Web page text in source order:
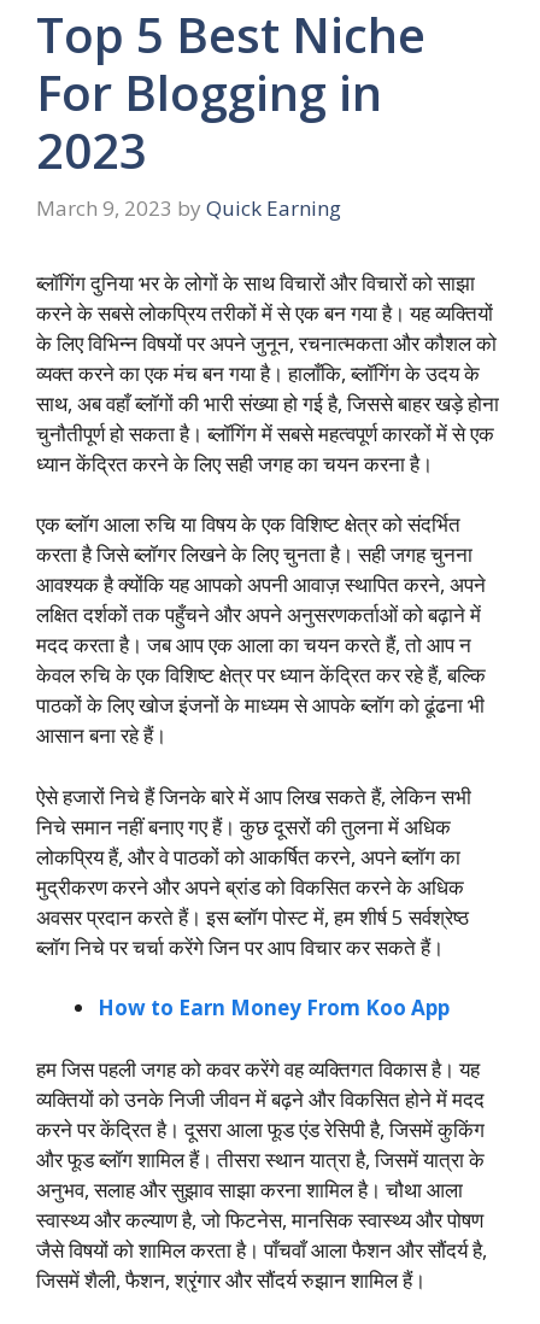
Top 5 Best Niche
For Blogging in
2023
March 9, 2023 by Quick Earning
ब्लॉगिंग दुनिया भर के लोगों के साथ विचारों और विचारों को साझा
करने के सबसे लोकप्रिय तरीकों में से एक बन गया है। यह व्यक्तियों
के लिए विभिन्न विषयों पर अपने जुनून, रचनात्मकता और कौशल को
व्यक्त करने का एक मंच बन गया है। हालाँकि, ब्लॉगिंग के उदय के
साथ, अब वहाँ ब्लॉगों की भारी संख्या हो गई है, जिससे बाहर खड़े होना
चुनौतीपूर्ण हो सकता है। ब्लॉगिंग में सबसे महत्वपूर्ण कारकों में से एक
ध्यान केंद्रित करने के लिए सही जगह का चयन करना है।
एक ब्लॉग आला रुचि या विषय के एक विशिष्ट क्षेत्र को संदर्भित
करता है जिसे ब्लॉगर लिखने के लिए चुनता है। सही जगह चुनना
आवश्यक है क्योंकि यह आपको अपनी आवाज़ स्थापित करने, अपने
लक्षित दर्शकों तक पहुँचने और अपने अनुसरणकर्ताओं को बढ़ाने में
मदद करता है। जब आप एक आला का चयन करते हैं, तो आप न
केवल रुचि के एक विशिष्ट क्षेत्र पर ध्यान केंद्रित कर रहे हैं, बल्कि
पाठकों के लिए खोज इंजनों के माध्यम से आपके ब्लॉग को ढूंढना भी
आसान बना रहे हैं।
ऐसे हजारों निचे हैं जिनके बारे में आप लिख सकते हैं, लेकिन सभी
निचे समान नहीं बनाए गए हैं। कुछ दूसरों की तुलना में अधिक
लोकप्रिय हैं, और वे पाठकों को आकर्षित करने, अपने ब्लॉग का
मुद्रीकरण करने और अपने ब्रांड को विकसित करने के अधिक
अवसर प्रदान करते हैं। इस ब्लॉग पोस्ट में, हम शीर्ष 5 सर्वश्रेष्ठ
ब्लॉग निचे पर चर्चा करेंगे जिन पर आप विचार कर सकते हैं।
How to Earn Money From Koo App
हम जिस पहली जगह को कवर करेंगे वह व्यक्तिगत विकास है। यह
व्यक्तियों को उनके निजी जीवन में बढ़ने और विकसित होने में मदद
करने पर केंद्रित है। दूसरा आला फूड एंड रेसिपी है, जिसमें कुकिंग
और फूड ब्लॉग शामिल हैं। तीसरा स्थान यात्रा है, जिसमें यात्रा के
अनुभव, सलाह और सुझाव साझा करना शामिल है। चौथा आला
स्वास्थ्य और कल्याण है, जो फिटनेस, मानसिक स्वास्थ्य और पोषण
जैसे विषयों को शामिल करता है। पाँचवाँ आला फैशन और सौंदर्य है,
जिसमें शैली, फैशन, श्रृंगार और सौंदर्य रुझान शामिल हैं।